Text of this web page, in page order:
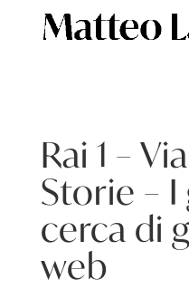
Rai 1 –
Storie –
cerca di
web